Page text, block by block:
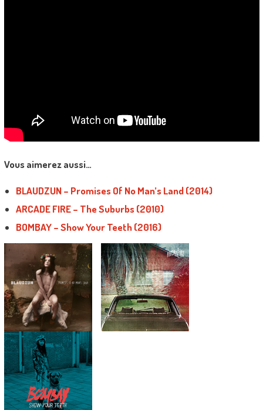
Vous aimerez aussi…
BLAUDZUN – Promises Of No Man’s Land (2014)
ARCADE FIRE – The Suburbs (2010)
BOMBAY – Show Your Teeth (2016)